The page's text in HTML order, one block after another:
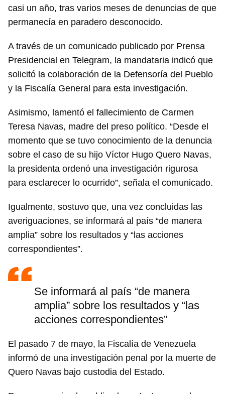
casi un año, tras varios meses de denuncias de que
permanecía en paradero desconocido.
A través de un comunicado publicado por Prensa
Presidencial en Telegram, la mandataria indicó que
solicitó la colaboración de la Defensoría del Pueblo
y la Fiscalía General para esta investigación.
Asimismo, lamentó el fallecimiento de Carmen
Teresa Navas, madre del preso político. “Desde el
momento que se tuvo conocimiento de la denuncia
sobre el caso de su hijo Víctor Hugo Quero Navas,
la presidenta ordenó una investigación rigurosa
para esclarecer lo ocurrido”, señala el comunicado.
Igualmente, sostuvo que, una vez concluidas las
averiguaciones, se informará al país “de manera
amplia” sobre los resultados y “las acciones
correspondientes”.
Se informará al país “de manera
amplia” sobre los resultados y “las
acciones correspondientes”
El pasado 7 de mayo, la Fiscalía de Venezuela
informó de una investigación penal por la muerte de
Quero Navas bajo custodia del Estado.